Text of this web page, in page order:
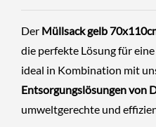
Der Müllsack gelb
die perfekte Lösung für
ideal in Kombination mit
Entsorgungslösungen von
umweltgerechte und